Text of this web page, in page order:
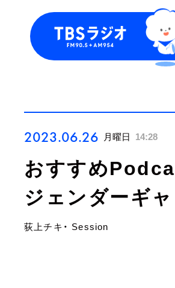
2023.06.26 月曜日 14:28
おすすめ
ジェンダーギ
荻上チキ・ Session